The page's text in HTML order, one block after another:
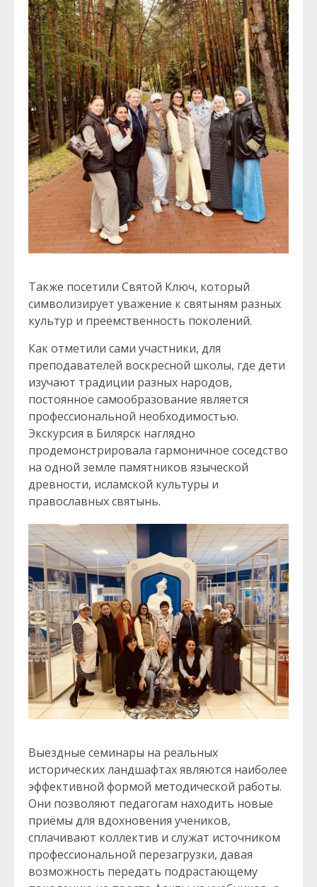
Также посетили Святой Ключ, который
символизирует уважение к святыням разных
культур и преемственность поколений.
Как отметили сами участники, для
преподавателей воскресной школы, где дети
изучают традиции разных народов,
постоянное самообразование является
профессиональной необходимостью.
Экскурсия в Билярск наглядно
продемонстрировала гармоничное соседство
на одной земле памятников языческой
древности, исламской культуры и
православных святынь.
Выездные семинары на реальных
исторических ландшафтах являются наиболее
эффективной формой методической работы.
Они позволяют педагогам находить новые
приёмы для вдохновения учеников,
сплачивают коллектив и служат источником
профессиональной перезагрузки, давая
возможность передать подрастающему